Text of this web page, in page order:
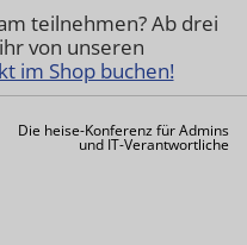
teilnehmen? Ab drei
von unseren
im Shop buchen!
Die heise-Konferenz für Admins
und IT-Verantwortliche